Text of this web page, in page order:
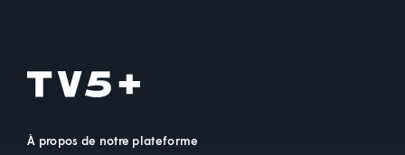
À propos de notre plateforme